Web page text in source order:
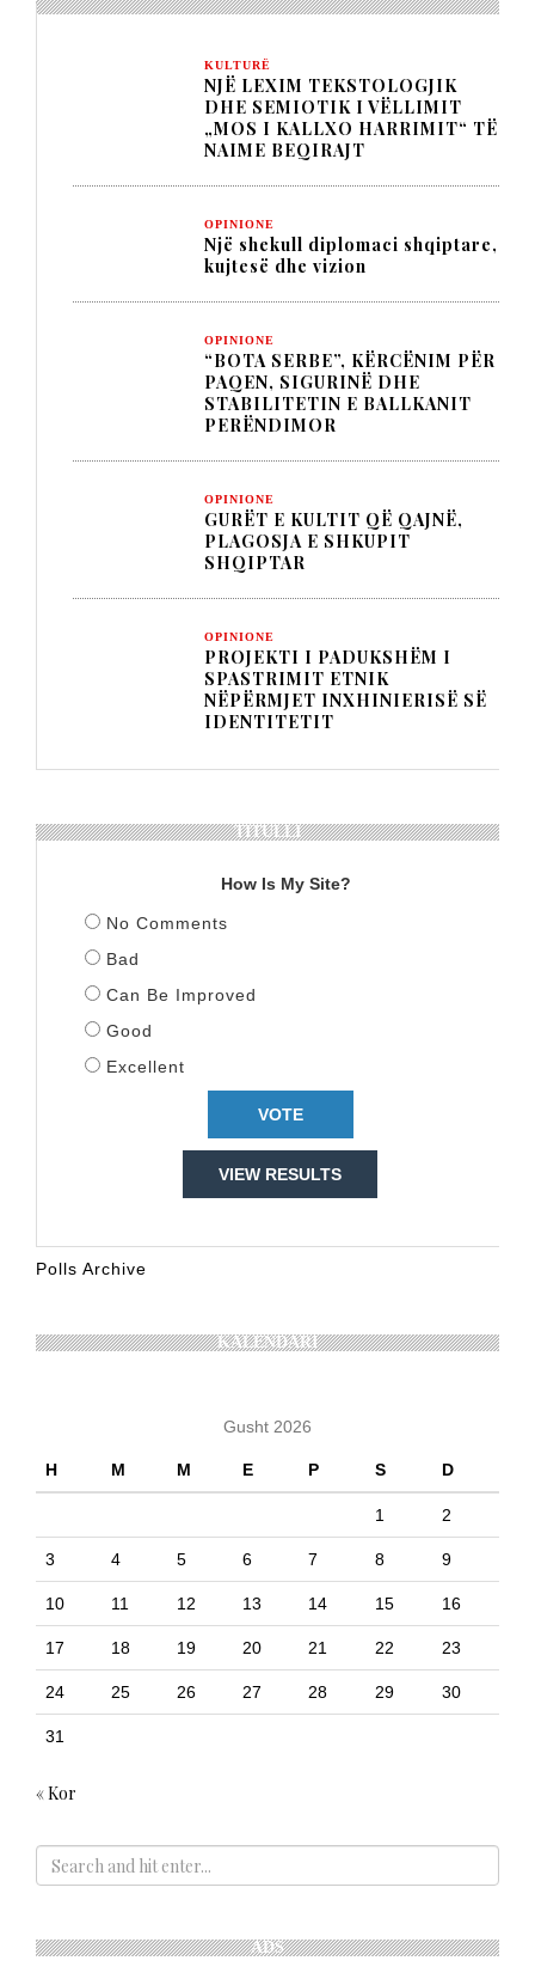
KULTURË
NJË LEXIM TEKSTOLOGJIK
DHE SEMIOTIK I VËLLIMIT
„MOS I KALLXO HARRIMIT“ TË
NAIME BEQIRAJT
OPINIONE
Një shekull diplomaci shqiptare,
kujtesë dhe vizion
OPINIONE
“BOTA SERBE”, KËRCËNIM PËR
PAQEN, SIGURINË DHE
STABILITETIN E BALLKANIT
PERËNDIMOR
OPINIONE
GURËT E KULTIT QË QAJNË,
PLAGOSJA E SHKUPIT
SHQIPTAR
OPINIONE
PROJEKTI I PADUKSHËM I
SPASTRIMIT ETNIK
NËPËRMJET INXHINIERISË SË
IDENTITETIT
TITULLI
How Is My Site?
No Comments
Bad
Can Be Improved
Good
Excellent
VIEW RESULTS
Polls Archive
KALENDARI
Gusht 2026
H M M E P S D
1 2
3 4 5 6 7 8 9
10 11 12 13 14 15 16
17 18 19 20 21 22 23
24 25 26 27 28 29 30
31
« Kor
ADS